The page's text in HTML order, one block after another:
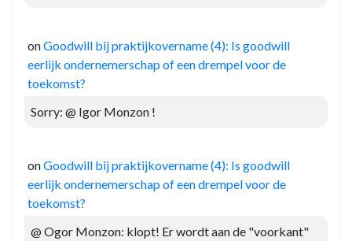
onGoodwill bij praktijkovername (4): Is goodwill
eerlijk ondernemerschap of een drempel voor de
toekomst?
Sorry: @ Igor Monzon !
onGoodwill bij praktijkovername (4): Is goodwill
eerlijk ondernemerschap of een drempel voor de
toekomst?
@ Ogor Monzon: klopt! Er wordt aan de "voorkant"